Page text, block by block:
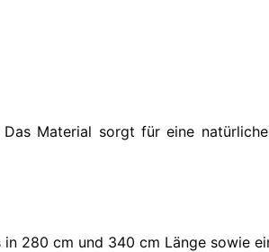
Material sorgt für eine
280 cm und 340 cm Länge sowie